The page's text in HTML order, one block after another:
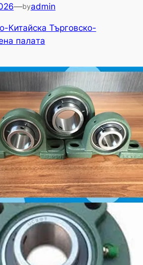
—byadmin
Китайска Търговско-
палaта